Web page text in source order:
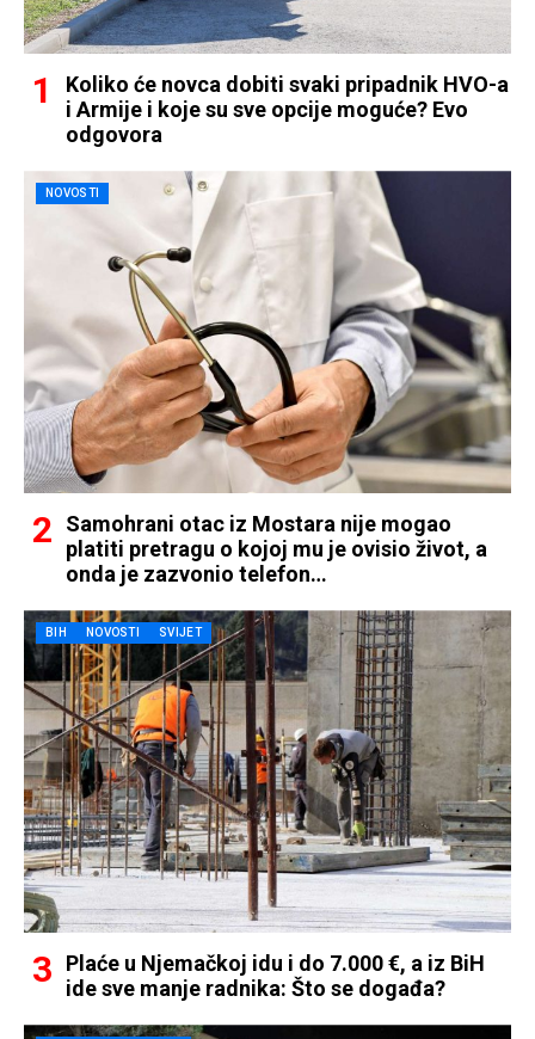
Koliko će novca dobiti svaki pripadnik HVO-a
i Armije i koje su sve opcije moguće? Evo
odgovora
NOVOSTI
Samohrani otac iz Mostara nije mogao
platiti pretragu o kojoj mu je ovisio život, a
onda je zazvonio telefon…
BIH NOVOSTI SVIJET
Plaće u Njemačkoj idu i do 7.000 €, a iz BiH
ide sve manje radnika: Što se događa?